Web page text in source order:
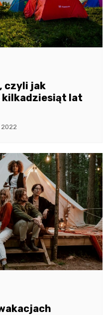
czyli jak
kilkadziesiąt lat